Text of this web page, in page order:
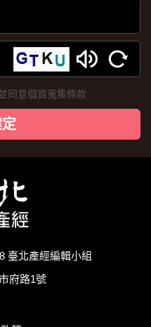
同意個資蒐集條款
臺北產經編輯小組
府路1號